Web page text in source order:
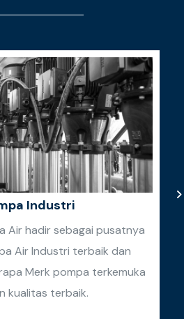
Industri
Air hadir sebagai pusatnya
Air Industri terbaik dan
Merk pompa terkemuka
kualitas terbaik.